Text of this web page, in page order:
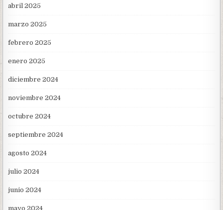
abril 2025
marzo 2025
febrero 2025
enero 2025
diciembre 2024
noviembre 2024
octubre 2024
septiembre 2024
agosto 2024
julio 2024
junio 2024
mayo 2024